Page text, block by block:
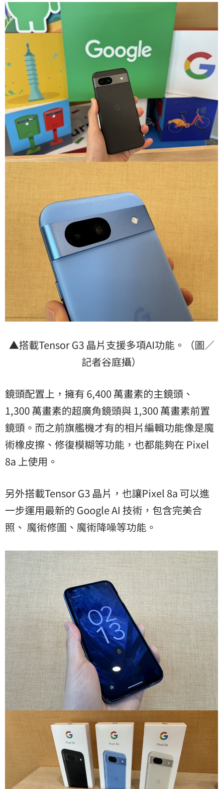
▲搭載Tensor G3 晶片支援多項AI功能。（圖／
記者谷庭攝）
鏡頭配置上，擁有 6,400 萬畫素的主鏡頭、
1,300 萬畫素的超廣角鏡頭與 1,300 萬畫素前置
鏡頭。而之前旗艦機才有的相片編輯功能像是魔
術橡皮擦、修復模糊等功能，也都能夠在 Pixel
8a 上使用。
另外搭載Tensor G3 晶片，也讓Pixel 8a 可以進
一步運用最新的 Google AI 技術，包含完美合
照、 魔術修圖、魔術降噪等功能。